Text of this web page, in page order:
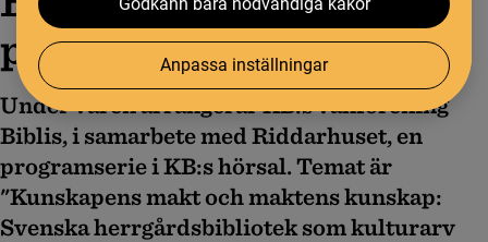
Anpassa inställningar
program­se­rie på KB
Under våren arrangerar KB:s vänförening
Biblis, i samarbete med Riddarhuset, en
programserie i KB:s hörsal. Temat är
"Kunskapens makt och maktens kunskap:
Svenska herrgårdsbibliotek som kulturarv